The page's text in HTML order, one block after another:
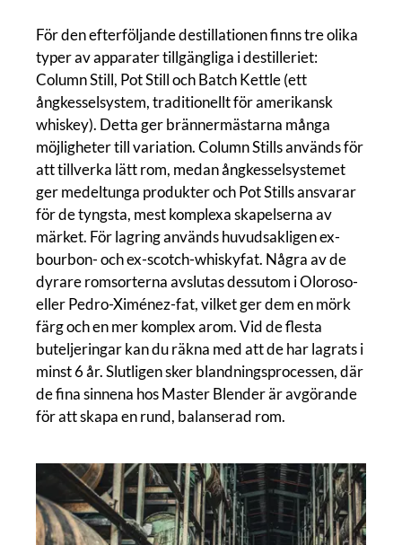
För den efterföljande destillationen finns tre olika
typer av apparater tillgängliga i destilleriet:
Column Still, Pot Still och Batch Kettle (ett
ångkesselsystem, traditionellt för amerikansk
whiskey). Detta ger brännermästarna många
möjligheter till variation. Column Stills används för
att tillverka lätt rom, medan ångkesselsystemet
ger medeltunga produkter och Pot Stills ansvarar
för de tyngsta, mest komplexa skapelserna av
märket. För lagring används huvudsakligen ex-
bourbon- och ex-scotch-whiskyfat. Några av de
dyrare romsorterna avslutas dessutom i Oloroso-
eller Pedro-Ximénez-fat, vilket ger dem en mörk
färg och en mer komplex arom. Vid de flesta
buteljeringar kan du räkna med att de har lagrats i
minst 6 år. Slutligen sker blandningsprocessen, där
de fina sinnena hos Master Blender är avgörande
för att skapa en rund, balanserad rom.